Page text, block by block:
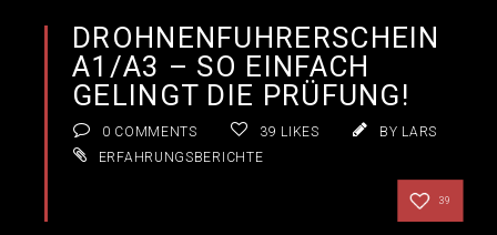
DROHNENFÜHRERSCHEIN
A1/A3 – SO EINFACH
GELINGT DIE PRÜFUNG!
0 COMMENTS 39 LIKES
BY LARS
ERFAHRUNGSBERICHTE
39